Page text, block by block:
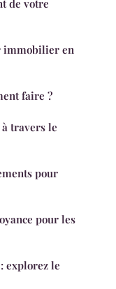
de votre
immobilier en
faire ?
travers le
pour
pour les
explorez le